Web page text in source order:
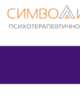
content